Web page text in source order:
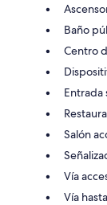
Baño
Centro
Entrada
Salón
Vía
Vía